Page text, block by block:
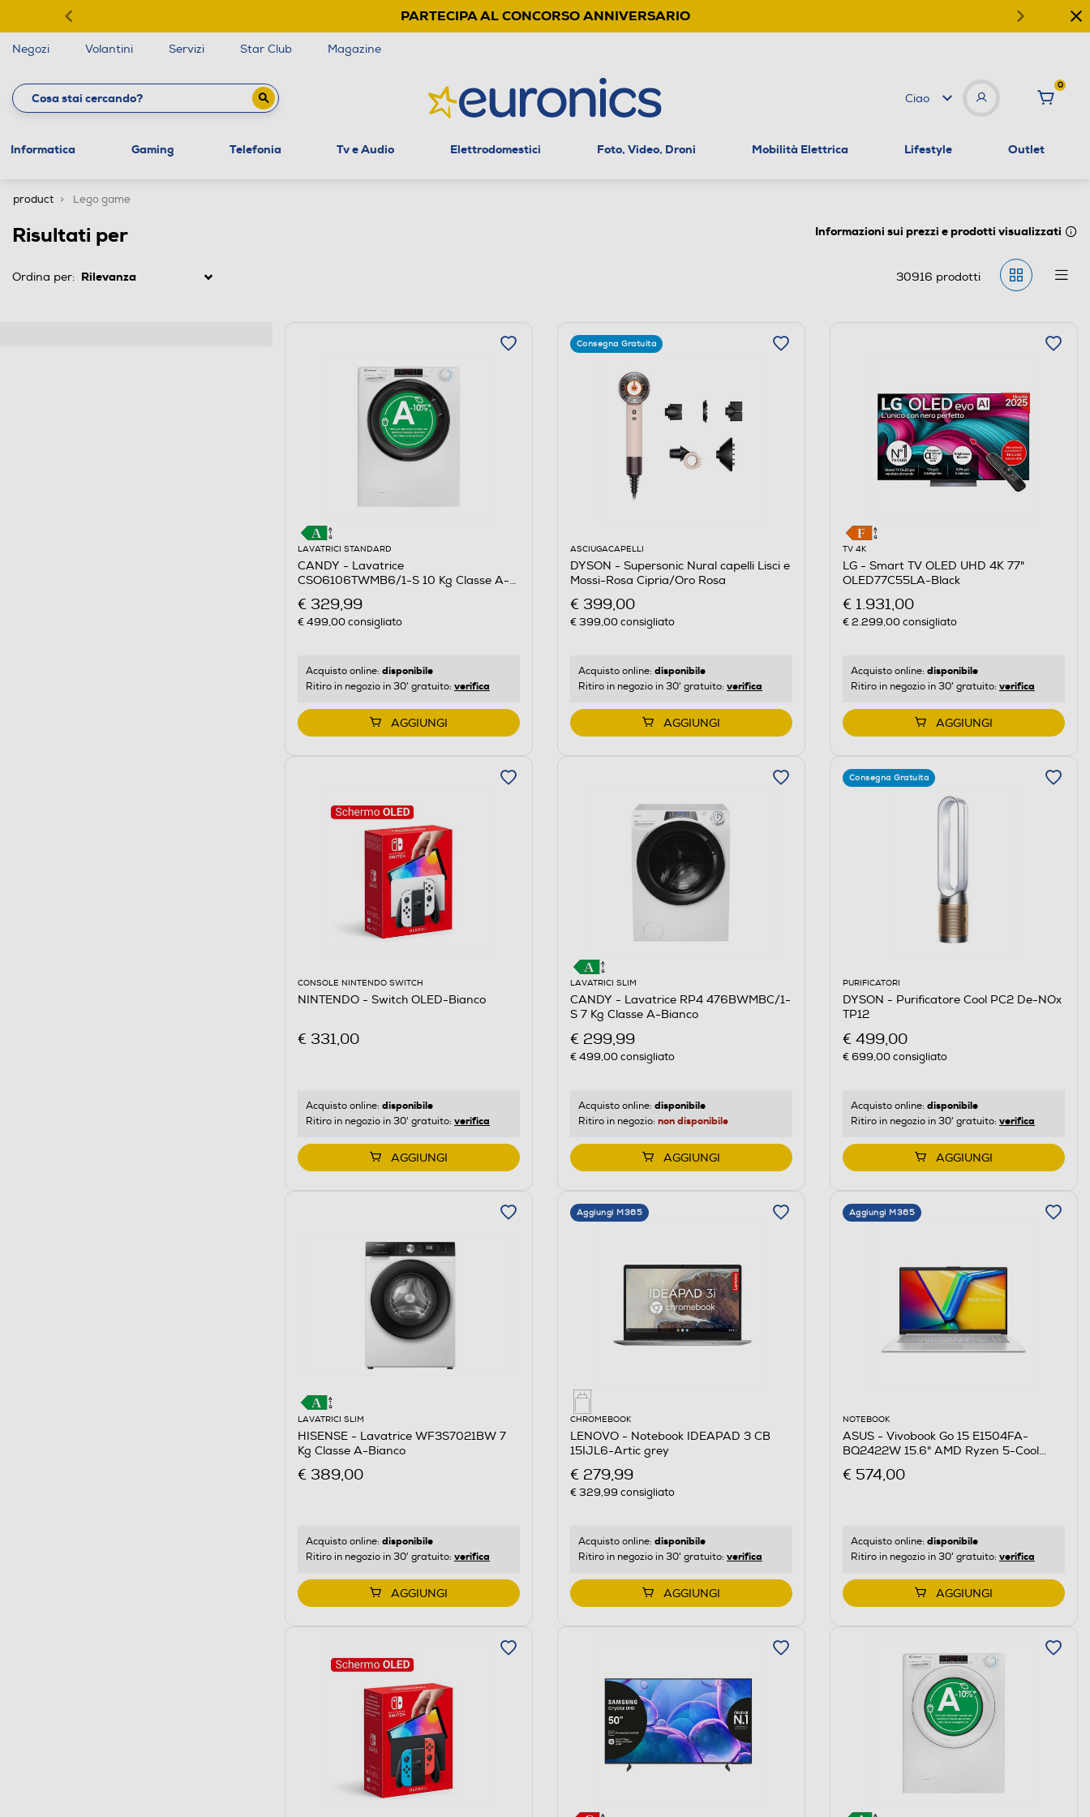
PARTECIPA AL CONCORSO ANNIVERSARIO
Negozi Volantini Servizi Star Club Magazine
Ciao
0
Informatica Gaming Telefonia Tv e Audio Elettrodomestici Foto, Video, Droni Mobilità Elettrica Lifestyle Outlet
product Lego game
Risultati per Informazioni sui prezzi e prodotti visualizzati
Ordina per: 30916 prodotti
LAVATRICI STANDARD
CANDY - Lavatrice
CSO6106TWMB6/1-S 10 Kg Classe A-
€ 329,99
€ 499,00consigliato
Acquisto online: disponibile
Ritiro in negozio in 30' gratuito: verifica
AGGIUNGI
Consegna Gratuita
ASCIUGACAPELLI
DYSON - Supersonic Nural capelli Lisci e
Mossi-Rosa Cipria/Oro Rosa
€ 399,00
€ 399,00consigliato
Acquisto online: disponibile
Ritiro in negozio in 30' gratuito: verifica
AGGIUNGI
TV 4K
LG - Smart TV OLED UHD 4K 77"
OLED77C55LA-Black
€ 1.931,00
€ 2.299,00consigliato
Acquisto online: disponibile
Ritiro in negozio in 30' gratuito: verifica
AGGIUNGI
CONSOLE NINTENDO SWITCH
NINTENDO - Switch OLED-Bianco
€ 331,00
Acquisto online: disponibile
Ritiro in negozio in 30' gratuito: verifica
AGGIUNGI
LAVATRICI SLIM
CANDY - Lavatrice RP4 476BWMBC/1-
S 7 Kg Classe A-Bianco
€ 299,99
€ 499,00consigliato
Acquisto online: disponibile
Ritiro in negozio: non disponibile
AGGIUNGI
Consegna Gratuita
PURIFICATORI
DYSON - Purificatore Cool PC2 De-NOx
TP12
€ 499,00
€ 699,00consigliato
Acquisto online: disponibile
Ritiro in negozio in 30' gratuito: verifica
AGGIUNGI
LAVATRICI SLIM
HISENSE - Lavatrice WF3S7021BW 7
Kg Classe A-Bianco
€ 389,00
Acquisto online: disponibile
Ritiro in negozio in 30' gratuito: verifica
AGGIUNGI
Aggiungi M365
CHROMEBOOK
LENOVO - Notebook IDEAPAD 3 CB
15IJL6-Artic grey
€ 279,99
€ 329,99 consigliato
Acquisto online: disponibile
Ritiro in negozio in 30' gratuito: verifica
AGGIUNGI
Aggiungi M365
NOTEBOOK
ASUS - Vivobook Go 15 E1504FA-
BQ2422W 15.6" AMD Ryzen 5-Cool
€ 574,00
Acquisto online: disponibile
Ritiro in negozio in 30' gratuito: verifica
AGGIUNGI